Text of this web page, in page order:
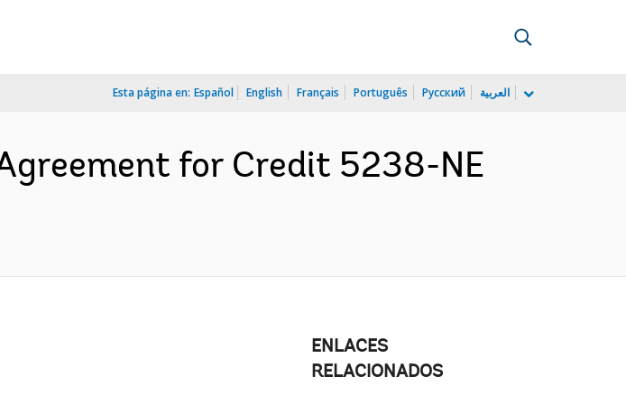
Esta página en: Español English Français Português Русский العربية
for Credit 5238-NE
ENLACES
RELACIONADOS